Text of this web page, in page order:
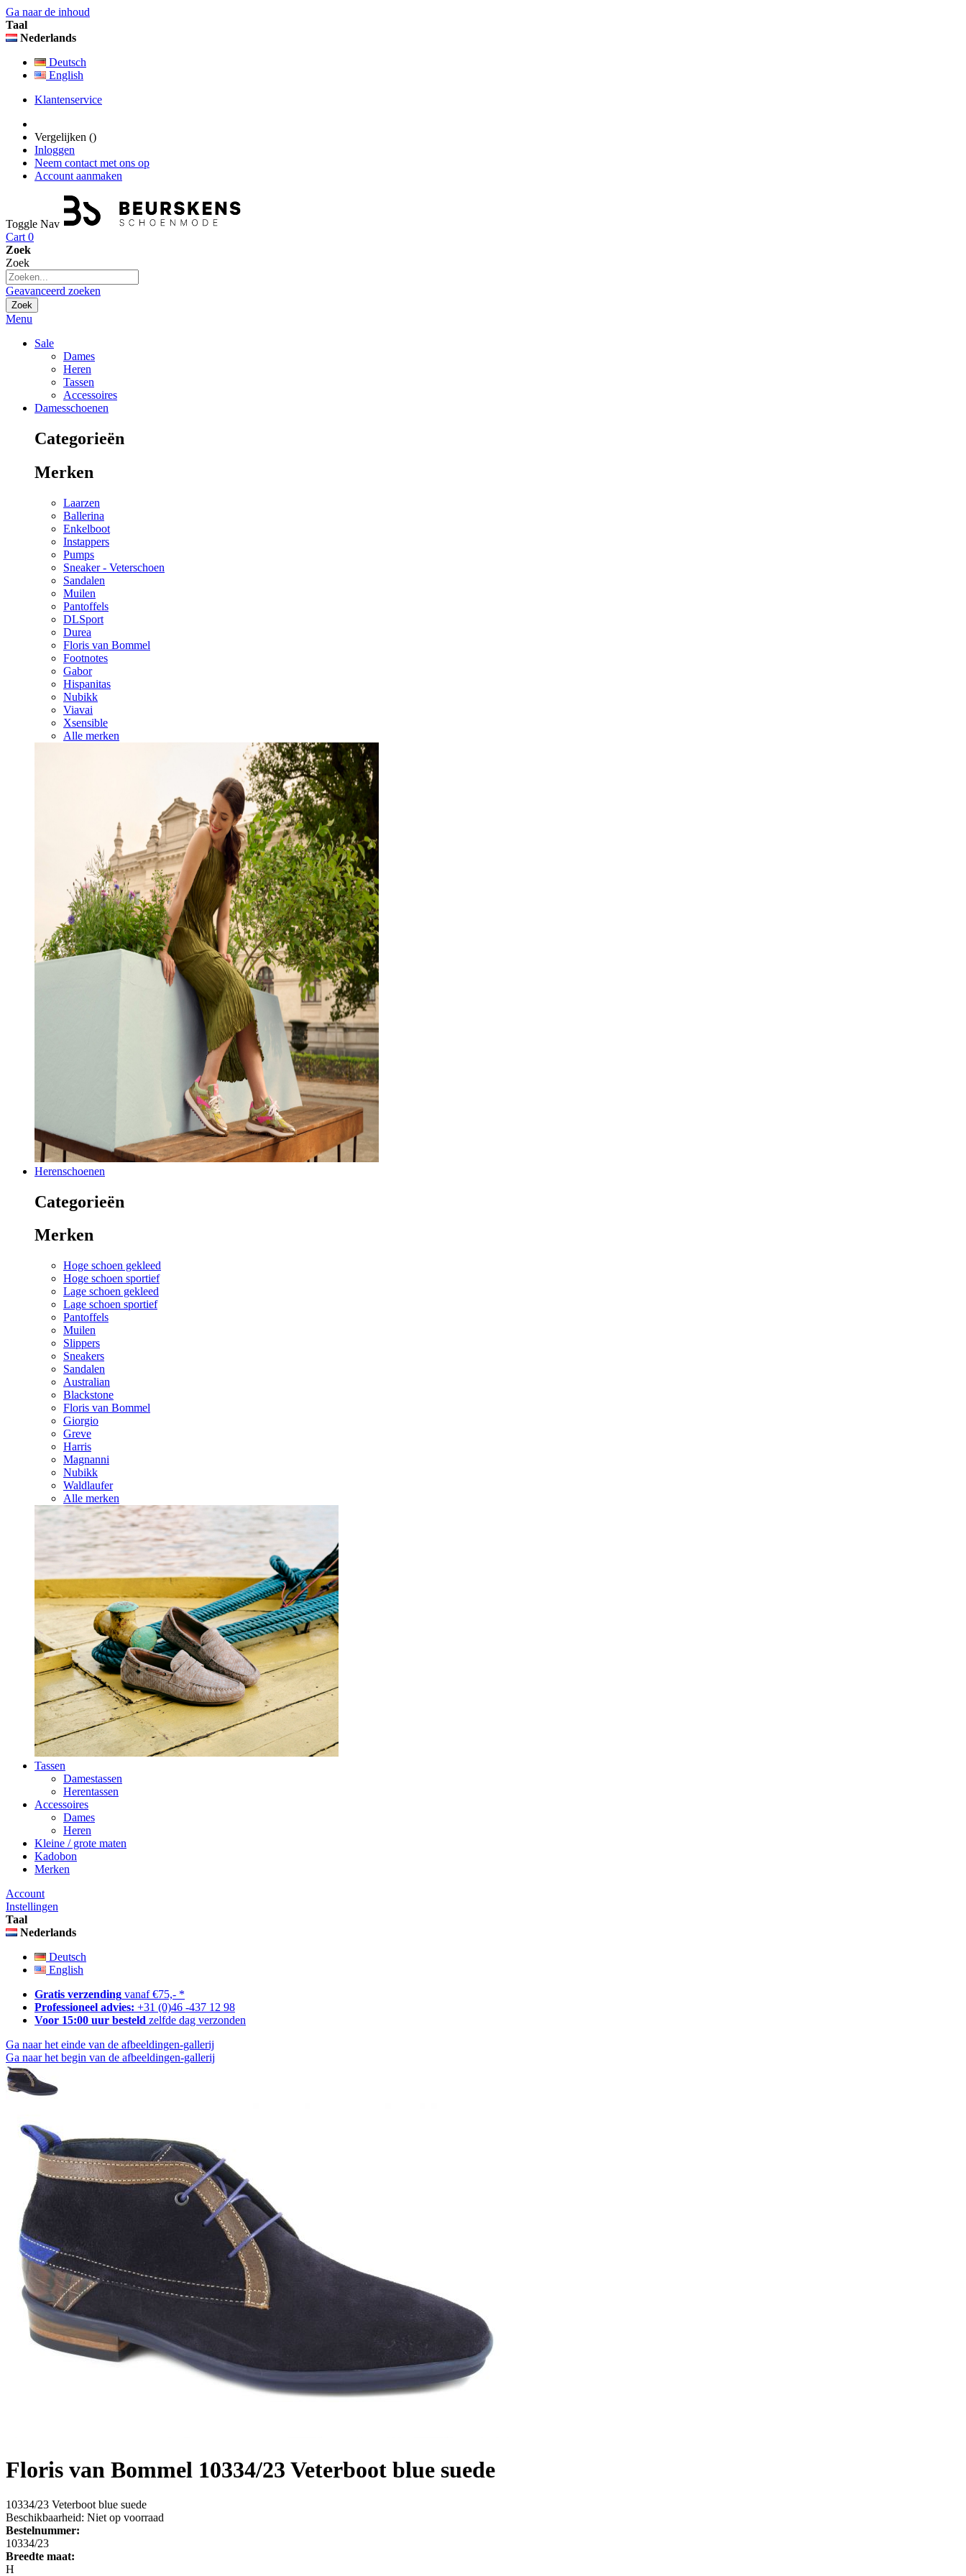
Ga naar de inhoud
Taal
Nederlands
Deutsch
English
Klantenservice
Vergelijken ()
Inloggen
Neem contact met ons op
Account aanmaken
Toggle Nav
Cart 0
Zoek
Zoek
Geavanceerd zoeken
Zoek
Menu
Sale
Dames
Heren
Tassen
Accessoires
Damesschoenen
Categorieën
Merken
Laarzen
Ballerina
Enkelboot
Instappers
Pumps
Sneaker - Veterschoen
Sandalen
Muilen
Pantoffels
DLSport
Durea
Floris van Bommel
Footnotes
Gabor
Hispanitas
Nubikk
Viavai
Xsensible
Alle merken
Herenschoenen
Categorieën
Merken
Hoge schoen gekleed
Hoge schoen sportief
Lage schoen gekleed
Lage schoen sportief
Pantoffels
Muilen
Slippers
Sneakers
Sandalen
Australian
Blackstone
Floris van Bommel
Giorgio
Greve
Harris
Magnanni
Nubikk
Waldlaufer
Alle merken
Tassen
Damestassen
Herentassen
Accessoires
Dames
Heren
Kleine / grote maten
Kadobon
Merken
Account
Instellingen
Taal
Nederlands
Deutsch
English
Gratis verzending vanaf €75,- *
Professioneel advies: +31 (0)46 -437 12 98
Voor 15:00 uur besteld zelfde dag verzonden
Ga naar het einde van de afbeeldingen-gallerij
Ga naar het begin van de afbeeldingen-gallerij
Floris van Bommel 10334/23 Veterboot blue suede
10334/23 Veterboot blue suede
Beschikbaarheid: Niet op voorraad
Bestelnummer:
10334/23
Breedte maat:
H